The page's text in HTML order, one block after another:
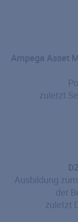
Ampega Asset
zuletzt
Ausbildung
der
zuletzt